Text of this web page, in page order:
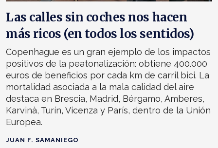
Las calles sin coches nos hacen
más ricos (en todos los sentidos)
Copenhague es un gran ejemplo de los impactos
positivos de la peatonalización: obtiene 400.000
euros de beneficios por cada km de carril bici. La
mortalidad asociada a la mala calidad del aire
destaca en Brescia, Madrid, Bérgamo, Amberes,
Karvinà, Turín, Vicenza y París, dentro de la Unión
Europea.
JUAN F. SAMANIEGO